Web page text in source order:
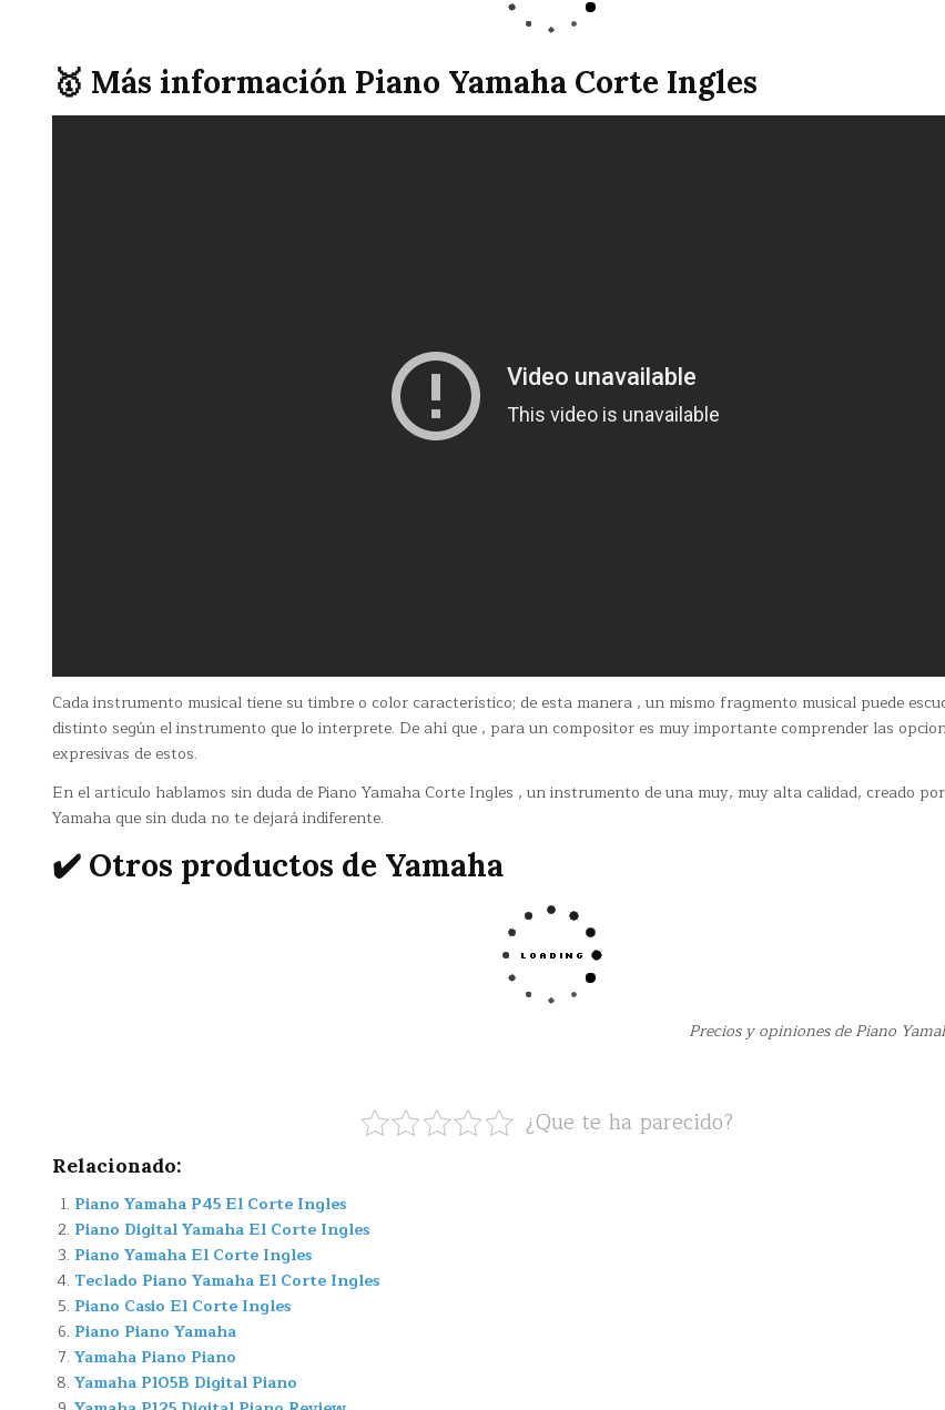
🥇 Más información Piano Yamaha Corte Ingles
Cada instrumento musical tiene su timbre o color característico; de esta manera , un mismo fragmento musical puede
distinto según el instrumento que lo interprete. De ahí que , para un compositor es muy importante comprender las
expresivas de estos.
En el artículo hablamos sin duda de Piano Yamaha Corte Ingles , un instrumento de una muy, muy alta calidad, creado
Yamaha que sin duda no te dejará indiferente.
✔️ Otros productos de Yamaha
Precios y opiniones de Piano
¿Que te ha parecido?
Relacionado:
Piano Yamaha P45 El Corte Ingles
Piano Digital Yamaha El Corte Ingles
Piano Yamaha El Corte Ingles
Teclado Piano Yamaha El Corte Ingles
Piano Casio El Corte Ingles
Piano Piano Yamaha
Yamaha Piano Piano
Yamaha P105B Digital Piano